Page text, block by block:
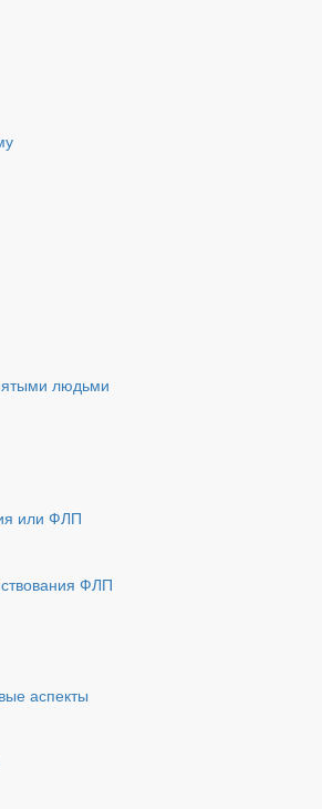
людьми
или ФЛП
ФЛП
аспекты